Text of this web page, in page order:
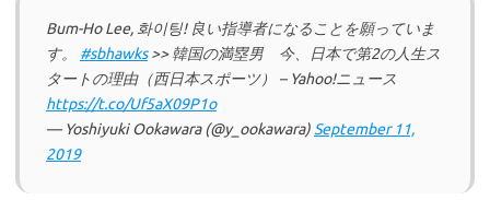
Bum-Ho Lee, 화이팅! 良い指導者になることを願っていま
す。 #sbhawks>> 韓国の満塁男 今、日本で第2の人生ス
タートの理由（西日本スポーツ） – Yahoo!ニュース
https://t.co/Uf5aX09P1o
— Yoshiyuki Ookawara (@y_ookawara) September 11,
2019